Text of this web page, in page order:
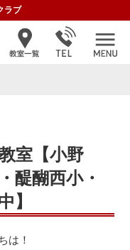
ラブ
室【小野
醍醐西小・
】
は！